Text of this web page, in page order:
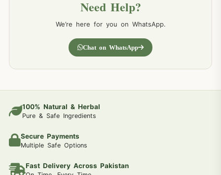
Need Help?
We’re here for you on WhatsApp.
Chat on WhatsApp
100% Natural & Herbal
Pure & Safe Ingredients
Secure Payments
Multiple Safe Options
Fast Delivery Across Pakistan